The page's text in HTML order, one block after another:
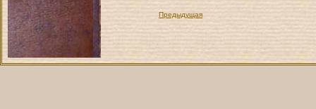
Предыдущая